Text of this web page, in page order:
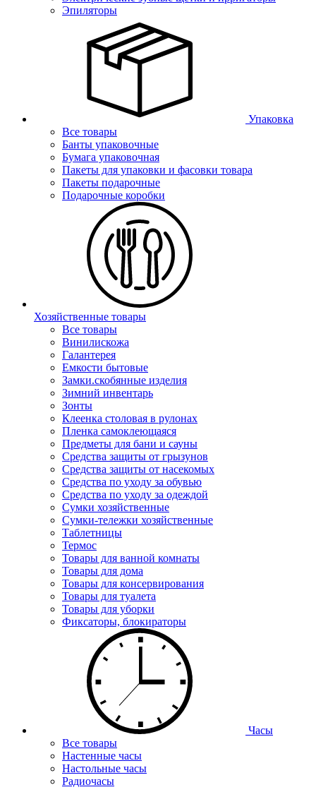
Эпиляторы
Упаковка
Все товары
Банты упаковочные
Бумага упаковочная
Пакеты для упаковки и фасовки товара
Пакеты подарочные
Подарочные коробки
Хозяйственные товары
Все товары
Винилискожа
Галантерея
Емкости бытовые
Замки.скобянные изделия
Зимний инвентарь
Зонты
Клеенка столовая в рулонах
Пленка самоклеющаяся
Предметы для бани и сауны
Средства защиты от грызунов
Средства защиты от насекомых
Средства по уходу за обувью
Средства по уходу за одеждой
Сумки хозяйственные
Сумки-тележки хозяйственные
Таблетницы
Термос
Товары для ванной комнаты
Товары для дома
Товары для консервирования
Товары для туалета
Товары для уборки
Фиксаторы, блокираторы
Часы
Все товары
Настенные часы
Настольные часы
Радиочасы